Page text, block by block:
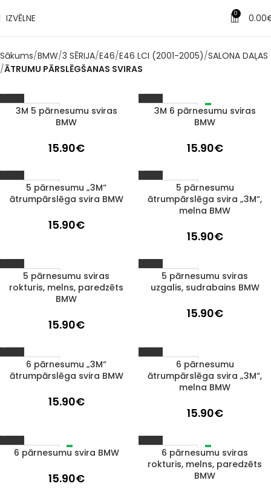
IZVĒLNE 0 0.00
Sākums BMW 3 SĒRIJA E46 E46 LCI (2001-2005) SALONA DAĻAS
ĀTRUMU PĀRSLĒGŠANAS SVIRAS
1–3 D. D.
3M 5 pārnesumu sviras
BMW
15.90€
IZPĀRDOTS
3M 6 pārnesumu sviras
BMW
15.90€
1–3 D. D.
5 pārnesumu „3M“
ātrumpārslēga svira BMW
15.90€
1–3 D. D.
5 pārnesumu
ātrumpārslēga svira „3M“,
melna BMW
15.90€
1–3 D. D.
5 pārnesumu sviras
rokturis, melns, paredzēts
BMW
15.90€
1–3 D. D.
5 pārnesumu sviras
uzgalis, sudrabains BMW
15.90€
1–3 D. D.
6 pārnesumu „3M“
ātrumpārslēga svira BMW
15.90€
1–3 D. D.
6 pārnesumu
ātrumpārslēga svira „3M“,
melna BMW
15.90€
IZPĀRDOTS
6 pārnesumu svira BMW
15.90€
IZPĀRDOTS
6 pārnesumu sviras
rokturis, melns, paredzēts
BMW